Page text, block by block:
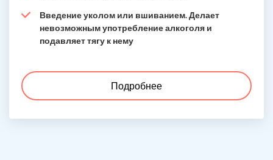
Введение уколом или вшиванием. Делает
невозможным употребление алкоголя и
подавляет тягу к нему
Подробнее